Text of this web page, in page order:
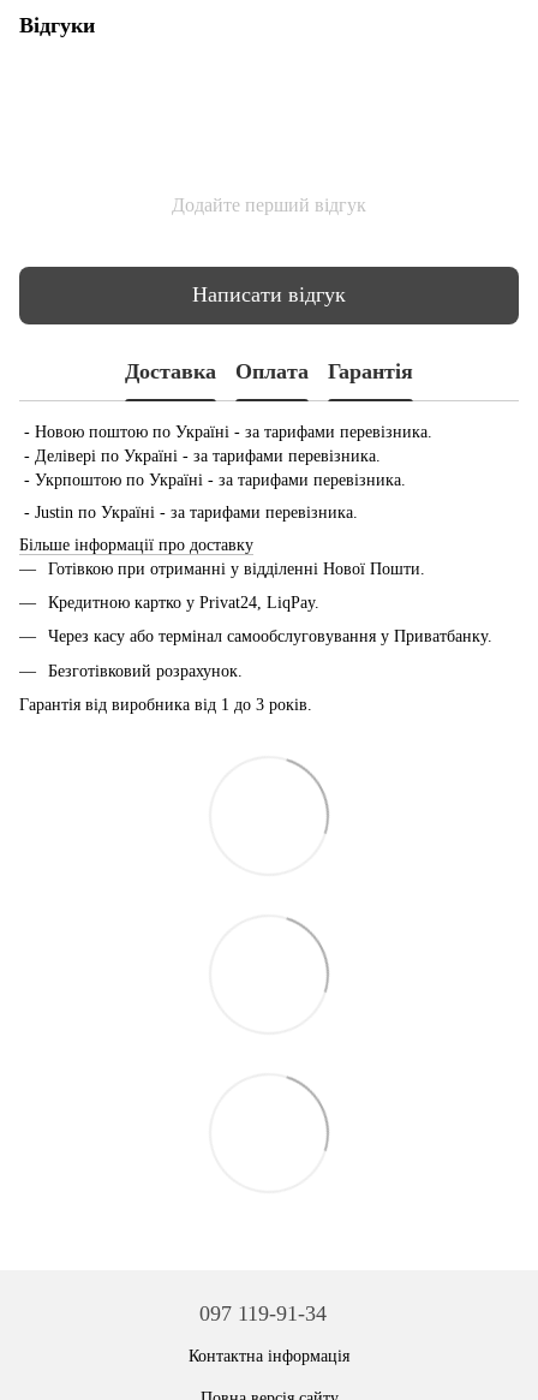
Відгуки
Додайте перший відгук
Написати відгук
Доставка Оплата Гарантія
- Новою поштою по Україні - за тарифами перевізника.
- Делівері по Україні - за тарифами перевізника.
- Укрпоштою по Україні - за тарифами перевізника.
- Justin по Україні - за тарифами перевізника.
Більше інформації про доставку
Готівкою при отриманні у відділенні Нової Пошти.
Кредитною картко у Privat24, LiqPay.
Через касу або термінал самообслуговування у Приватбанку.
Безготівковий розрахунок.
Гарантія від виробника від 1 до 3 років.
097 119-91-34
Контактна інформація